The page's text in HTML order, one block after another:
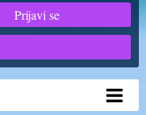
Prijavi se